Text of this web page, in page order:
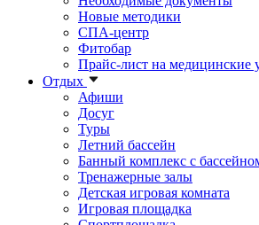
Новые методики
СПА-центр
Фитобар
Прайс-лист на медицинские
Отдых
Афиши
Досуг
Туры
Летний бассейн
Банный комплекс с
Тренажерные залы
Детская игровая комната
Игровая площадка